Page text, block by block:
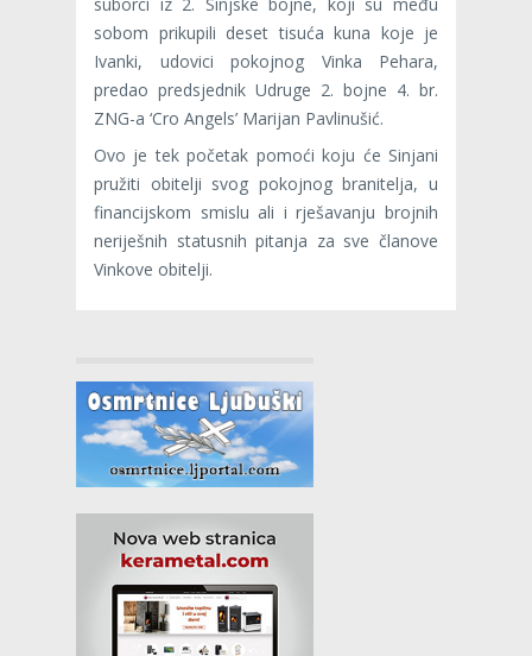
sobom prikupili deset tisuća kuna koje je
Ivanki, udovici pokojnog Vinka Pehara,
predao predsjednik Udruge 2. bojne 4. br.
ZNG-a ‘Cro Angels’ Marijan Pavlinušić.
Ovo je tek početak pomoći koju će Sinjani
pružiti obitelji svog pokojnog branitelja, u
financijskom smislu ali i rješavanju brojnih
neriješnih statusnih pitanja za sve članove
Vinkove obitelji.